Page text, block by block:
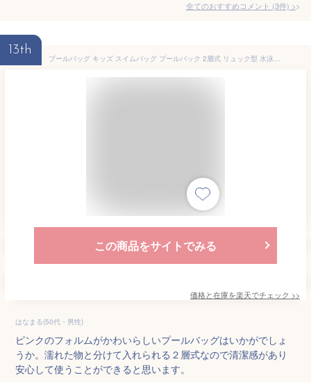
全てのおすすめコメント (3件) >
13th
プールバッグ キッズ スイムバッグ プールバック 2層式 リュック型 水泳バッグ ビーチバッグ ナップザック ビーチバッグ 男の子 女の子 小学生 大人 中学生 リュック パープル 黒 ピンク パープル 子供 スイミングバッグ プールバック 子ども 送料無料
この商品をサイトでみる
価格と在庫を楽天でチェック >>
はなまる(50代・男性)
ピンクのフォルムがかわいらしいプールバッグはいかがでしょ
うか。濡れた物と分けて入れられる２層式なので清潔感があり
安心して使うことができると思います。